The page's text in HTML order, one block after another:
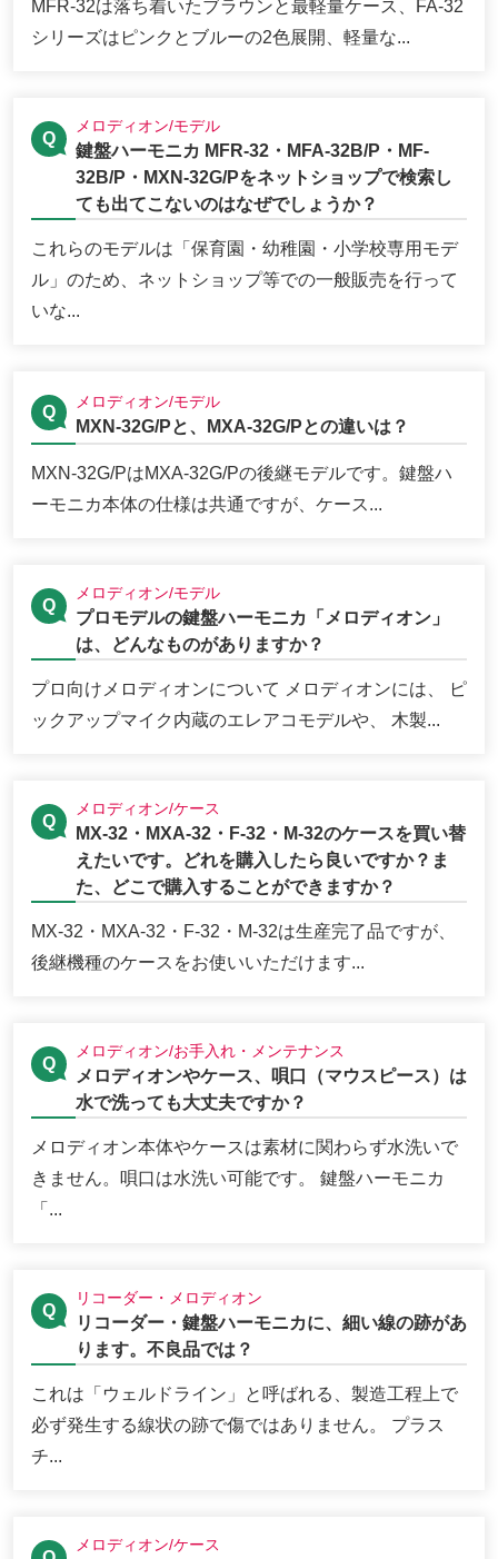
MFR-32は落ち着いたブラウンと最軽量ケース、FA-32
シリーズはピンクとブルーの2色展開、軽量な...
メロディオン/モデル
鍵盤ハーモニカ MFR-32・MFA-32B/P・MF-
32B/P・MXN-32G/Pをネットショップで検索し
ても出てこないのはなぜでしょうか？
これらのモデルは「保育園・幼稚園・小学校専用モデ
ル」のため、ネットショップ等での一般販売を行って
いな...
メロディオン/モデル
MXN-32G/Pと、MXA-32G/Pとの違いは？
MXN-32G/PはMXA-32G/Pの後継モデルです。鍵盤ハ
ーモニカ本体の仕様は共通ですが、ケース...
メロディオン/モデル
プロモデルの鍵盤ハーモニカ「メロディオン」
は、どんなものがありますか？
プロ向けメロディオンについて メロディオンには、 ピ
ックアップマイク内蔵のエレアコモデルや、 木製...
メロディオン/ケース
MX-32・MXA-32・F-32・M-32のケースを買い替
えたいです。どれを購入したら良いですか？ま
た、どこで購入することができますか？
MX-32・MXA-32・F-32・M-32は生産完了品ですが、
後継機種のケースをお使いいただけます...
メロディオン/お手入れ・メンテナンス
メロディオンやケース、唄口（マウスピース）は
水で洗っても大丈夫ですか？
メロディオン本体やケースは素材に関わらず水洗いで
きません。唄口は水洗い可能です。 鍵盤ハーモニカ
「...
リコーダー・メロディオン
リコーダー・鍵盤ハーモニカに、細い線の跡があ
ります。不良品では？
これは「ウェルドライン」と呼ばれる、製造工程上で
必ず発生する線状の跡で傷ではありません。 プラス
チ...
メロディオン/ケース